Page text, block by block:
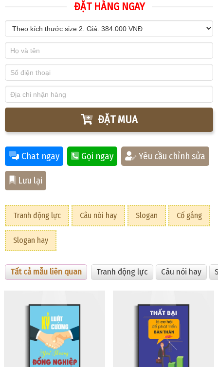
ĐẶT HÀNG NGAY
ĐẶT MUA
Chat ngay Gọi ngay Yêu cầu chỉnh sửa
Lưu lại
Tranh động lực Câu nói hay Slogan Cố gắng
Slogan hay
Tất cả mẫu liên quan Tranh động lực Câu nói hay